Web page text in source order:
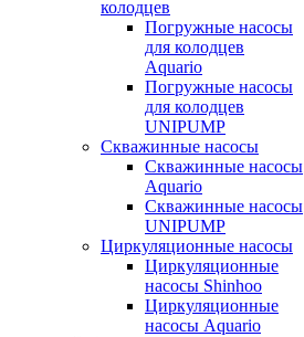
колодцев
Погружные насосы
для колодцев
Aquario
Погружные насосы
для колодцев
UNIPUMP
Скважинные насосы
Скважинные насосы
Aquario
Скважинные насосы
UNIPUMP
Циркуляционные насосы
Циркуляционные
насосы Shinhoo
Циркуляционные
насосы Aquario